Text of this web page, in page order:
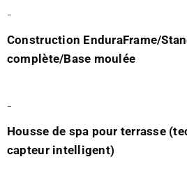
-
Construction EnduraFrame/
complète/Base moulée
-
Housse de spa pour terrasse
capteur intelligent)